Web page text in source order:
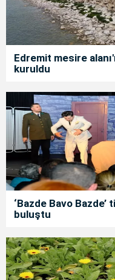
Edremit mesire
kuruldu
‘Bazde Bavo
buluştu